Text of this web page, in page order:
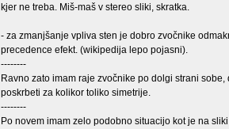
kjer ne treba. Miš-maš v stereo sliki, skratka.
- za zmanjšanje vpliva sten je dobro zvočnike
precedence efekt. (wikipedija lepo pojasni).
--------
Ravno zato imam raje zvočnike po dolgi strani
poskrbeti za kolikor toliko simetrije.
--------
Po novem imam zelo podobno situacijo kot je na